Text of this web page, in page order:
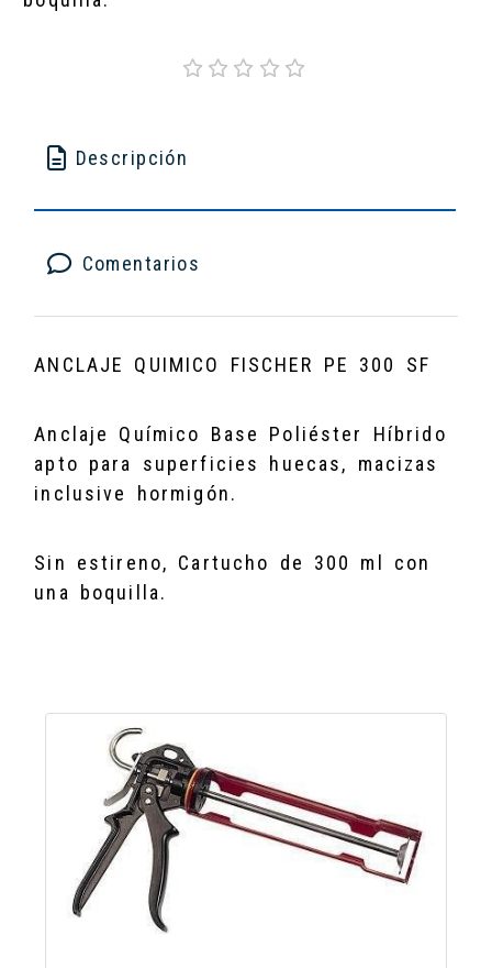
Descripción
Comentarios
ANCLAJE QUIMICO FISCHER PE 300 SF
Anclaje Químico Base Poliéster Híbrido
apto para superficies huecas, macizas
inclusive hormigón.
Sin estireno, Cartucho de 300 ml con
una boquilla.